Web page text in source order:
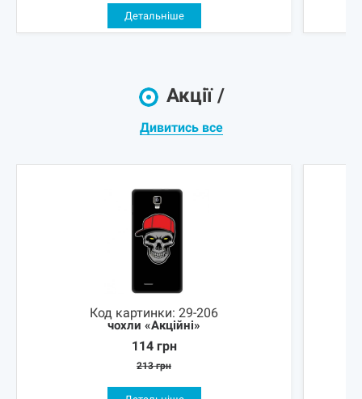
Детальніше
Акції /
Дивитись все
Код картинки: 29-206
чохли «Акційні»
114 грн
213 грн